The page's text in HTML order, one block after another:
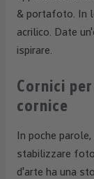
& portafoto. In
acrilico. Date
ispirare.
Cornici
cornice
In poche
stabilizzare
d'arte ha una